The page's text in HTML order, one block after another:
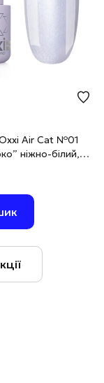
Air Cat №01
ніжно-білий,